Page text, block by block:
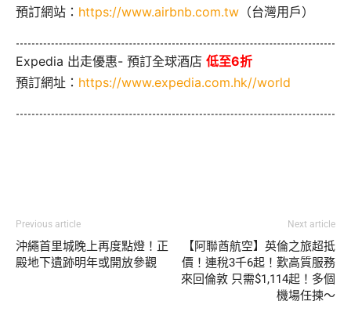
預訂網站： https://www.airbnb.com.tw （台灣用戶）
Expedia 出走優惠- 預訂全球酒店 低至6折
預訂網址： https://www.expedia.com.hk//world
Previous article
沖繩首里城晚上再度點燈！正
殿地下遺跡明年或開放參觀
Next article
【阿聯酋航空】英倫之旅超抵
價！連稅3千6起！歎高質服務
來回倫敦 只需$1,114起！多個
機場任揀～